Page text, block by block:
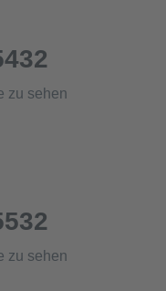
zu sehen
zu sehen